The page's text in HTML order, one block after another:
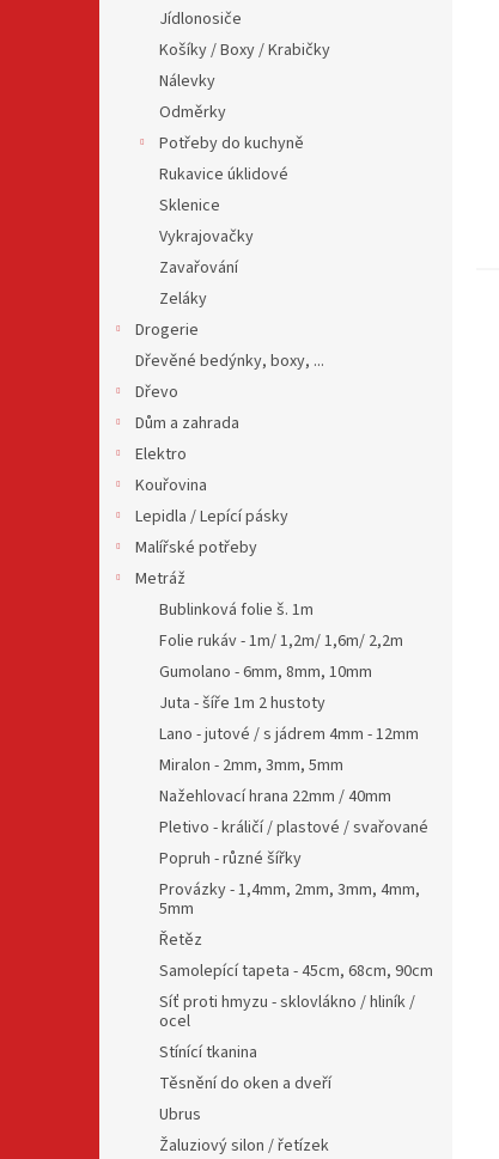
Jídlonosiče
Košíky / Boxy / Krabičky
Nálevky
Odměrky
Potřeby do kuchyně
Rukavice úklidové
Sklenice
Vykrajovačky
Zavařování
Zeláky
Drogerie
Dřevěné bedýnky, boxy, ...
Dřevo
Dům a zahrada
Elektro
Kouřovina
Lepidla / Lepící pásky
Malířské potřeby
Metráž
Bublinková folie š. 1m
Folie rukáv - 1m/ 1,2m/ 1,6m/ 2,2m
Gumolano - 6mm, 8mm, 10mm
Juta - šíře 1m 2 hustoty
Lano - jutové / s jádrem 4mm - 12mm
Miralon - 2mm, 3mm, 5mm
Nažehlovací hrana 22mm / 40mm
Pletivo - králičí / plastové / svařované
Popruh - různé šířky
Provázky - 1,4mm, 2mm, 3mm, 4mm,
5mm
Řetěz
Samolepící tapeta - 45cm, 68cm, 90cm
Síť proti hmyzu - sklovlákno / hliník /
ocel
Stínící tkanina
Těsnění do oken a dveří
Ubrus
Žaluziový silon / řetízek